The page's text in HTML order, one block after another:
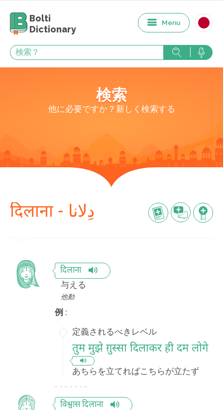
Bolti
Dictionary
Menu
検索
他に必要ですか？新しく検索する
दिलाना - دِلانا
दिलाना
与える
他動
例 :
定義されるべきレベル
तुम मुझे ग़ुस्सा दिलाकर ही दम लोगे
あちらを立てればこちらが立たず
विश्वास दिलाना